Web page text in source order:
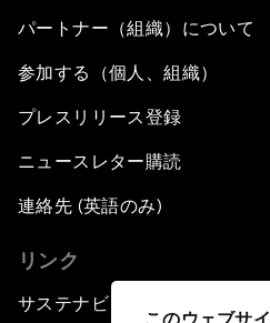
このウェブサ
パートナー（組織）について
参加する（個人、組織）
プレスリリース登録
ニュースレター購読
連絡先 (英語のみ)
リンク
サステナビリティへの取り組み